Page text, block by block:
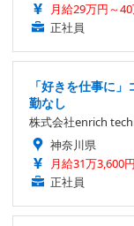
月給29万円～
正社員
「好きを仕事に
勤なし
株式会社enrich
神奈川県
月給31万3,600
正社員